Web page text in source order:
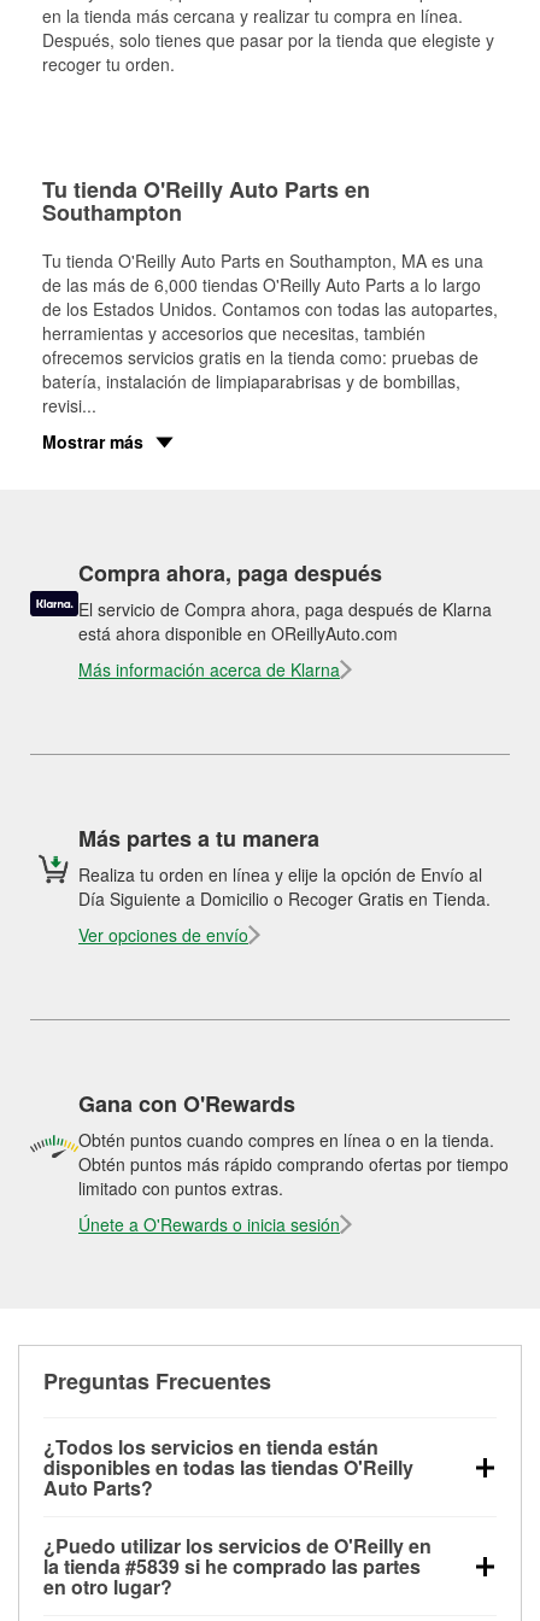
en la tienda más cercana y realizar tu compra en línea.
Después, solo tienes que pasar por la tienda que elegiste y
recoger tu orden.
Tu tienda O'Reilly Auto Parts en
Southampton
Tu tienda O'Reilly Auto Parts en Southampton, MA es una
de las más de 6,000 tiendas O'Reilly Auto Parts a lo largo
de los Estados Unidos. Contamos con todas las autopartes,
herramientas y accesorios que necesitas, también
ofrecemos servicios gratis en la tienda como: pruebas de
batería, instalación de limpiaparabrisas y de bombillas,
revisi...
Mostrar más
Compra ahora, paga después
El servicio de Compra ahora, paga después de Klarna
está ahora disponible en OReillyAuto.com
Más información acerca de Klarna
Más partes a tu manera
Realiza tu orden en línea y elije la opción de Envío al
Día Siguiente a Domicilio o Recoger Gratis en Tienda.
Ver opciones de envío
Gana con O'Rewards
Obtén puntos cuando compres en línea o en la tienda.
Obtén puntos más rápido comprando ofertas por tiempo
limitado con puntos extras.
Únete a O'Rewards o inicia sesión
Preguntas Frecuentes
¿Todos los servicios en tienda están
disponibles en todas las tiendas O'Reilly
Auto Parts?
las pruebas de batería, pruebas de alternador y
motor de arranque, revisión de la luz “Check Engine”
con O'Reilly VeriScan® e instalación de
¿Puedo utilizar los servicios de O'Reilly en
la tienda #5839 si he comprado las partes
en otro lugar?